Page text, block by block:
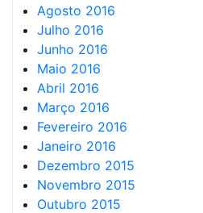
Agosto 2016
Julho 2016
Junho 2016
Maio 2016
Abril 2016
Março 2016
Fevereiro 2016
Janeiro 2016
Dezembro 2015
Novembro 2015
Outubro 2015